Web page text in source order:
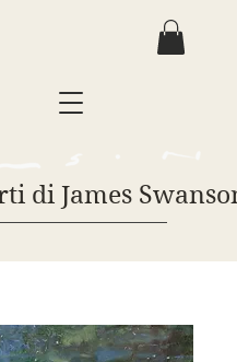
di James Swanson